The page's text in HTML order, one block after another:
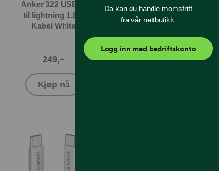
Anker 322 USB-C
til lightning 1,8m
Kabel White
249,–
Kjøp nå
Anker USB-C til
USB-C Kabel
249,–
Da kan du handle momsfritt
fra vår nettbutikk!
Logg inn med bedriftskonto